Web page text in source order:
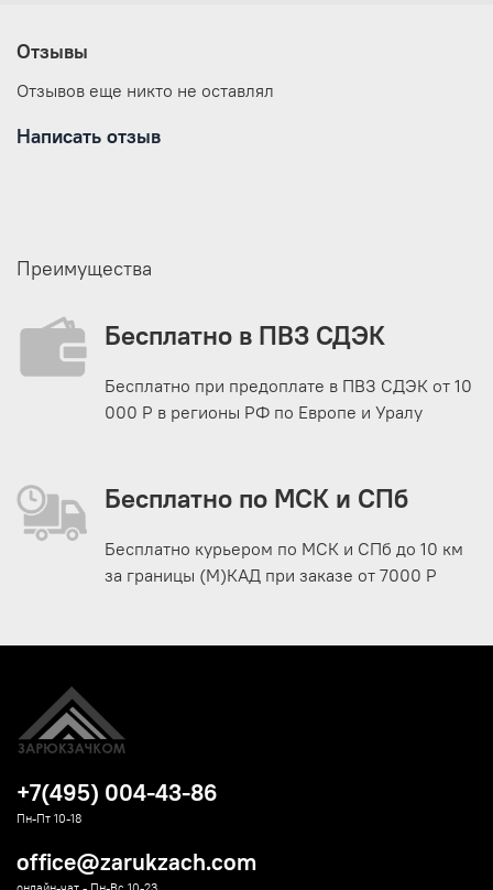
Отзывы
Отзывов еще никто не оставлял
Написать отзыв
Преимущества
Бесплатно в ПВЗ СДЭК
Бесплатно при предоплате в ПВЗ СДЭК от 10
000 Р в регионы РФ по Европе и Уралу
Бесплатно по МСК и СПб
Бесплатно курьером по МСК и СПб до 10 км
за границы (М)КАД при заказе от 7000 Р
+7(495) 004-43-86
Пн-Пт 10-18
office@zarukzach.com